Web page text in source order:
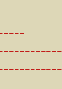
---